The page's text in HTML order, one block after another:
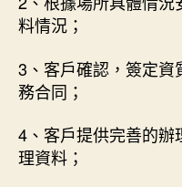
料情況；
3、客戶確認，簽定
務合同；
4、客戶提供完善的
理資料；